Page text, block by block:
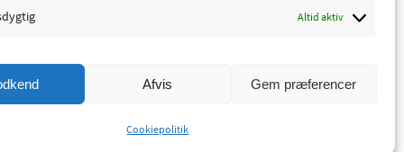
Altid aktiv
Afvis Gem præferencer
Cookiepolitik